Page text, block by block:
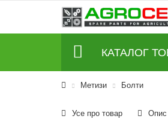
КАТАЛОГ
Метизи Болти
Усе про товар Опис